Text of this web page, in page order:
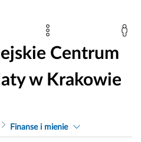
Centrum
w Krakowie
Finanse i mienie